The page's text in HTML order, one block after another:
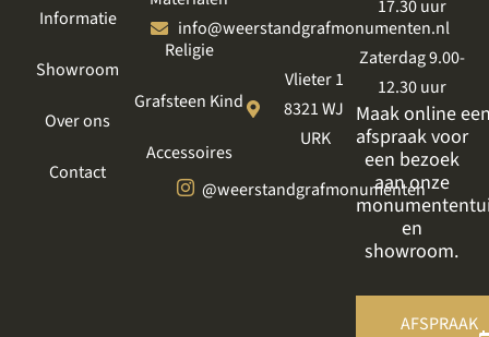
Informatie
Showroom
Over ons
Contact
Religie
Grafsteen Kind
Accessoires
info@weerstandgrafmonumenten.nl
Vlieter 1
8321 WJ
URK
@weerstandgrafmonumenten
17.30 uur
Zaterdag 9.00-
12.30 uur
Maak online
afspraak voor
een bezoek
aan onze
en
showroom.
AFSPRAAK